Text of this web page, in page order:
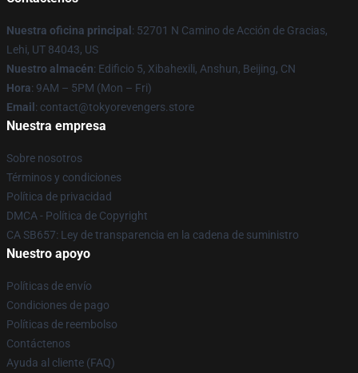
Nuestra oficina principal : 52701 N Camino de Acción de Gracias,
Lehi, UT 84043, US
Nuestro almacén: Edificio 5, Xibahexili, Anshun, Beijing, CN
Hora: 9AM – 5PM (Mon – Fri)
Email : contact@tokyorevengers.store
Nuestra empresa
Sobre nosotros
Términos y condiciones
Política de privacidad
DMCA - Política de Copyright
CA SB657: Ley de transparencia en la cadena de suministro
Nuestro apoyo
Políticas de envío
Condiciones de pago
Políticas de reembolso
Contáctenos
Ayuda al cliente (FAQ)